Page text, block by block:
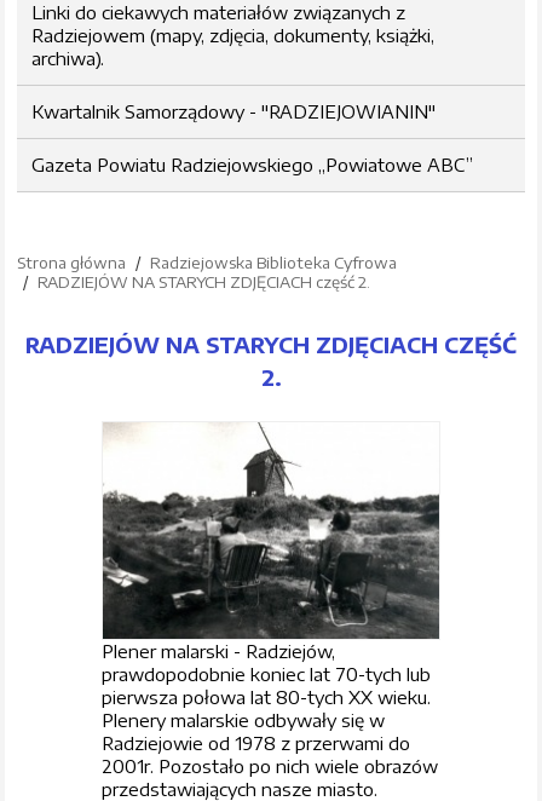
Linki do ciekawych materiałów związanych z
Radziejowem (mapy, zdjęcia, dokumenty, książki,
archiwa).
Kwartalnik Samorządowy - "RADZIEJOWIANIN"
Gazeta Powiatu Radziejowskiego „Powiatowe ABC”
Strona główna
Radziejowska Biblioteka Cyfrowa
RADZIEJÓW NA STARYCH ZDJĘCIACH część 2.
RADZIEJÓW NA STARYCH ZDJĘCIACH CZĘŚĆ
2.
Plener malarski - Radziejów,
prawdopodobnie koniec lat 70-tych lub
pierwsza połowa lat 80-tych XX wieku.
Plenery malarskie odbywały się w
Radziejowie od 1978 z przerwami do
2001r. Pozostało po nich wiele obrazów
przedstawiających nasze miasto.